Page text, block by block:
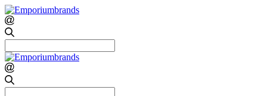
for: